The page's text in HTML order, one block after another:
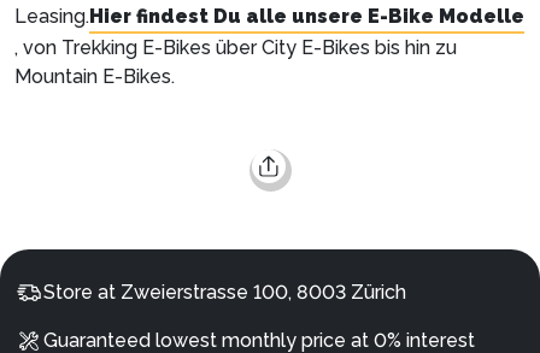
Leasing.Hier findest Du alle unsere E-Bike Modelle
, von Trekking E-Bikes über City E-Bikes bis hin zu
Mountain E-Bikes.
Store at Zweierstrasse 100, 8003 Zürich
Guaranteed lowest monthly price at 0% interest